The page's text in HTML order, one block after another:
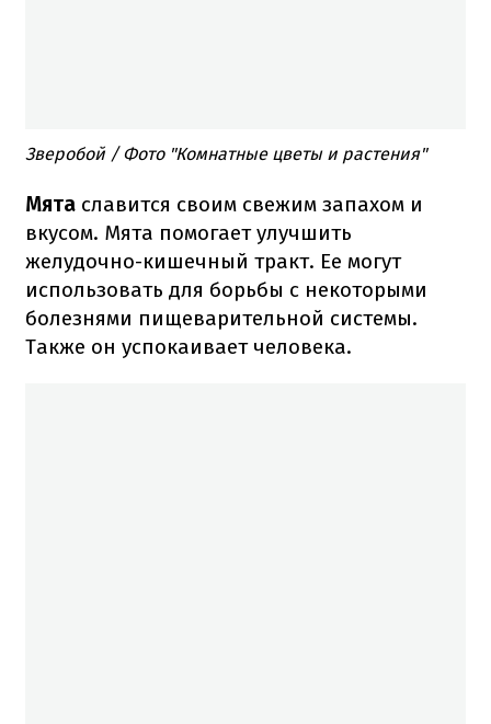
Зверобой / Фото "Комнатные цветы и растения"
Мята славится своим свежим запахом и
вкусом. Мята помогает улучшить
желудочно-кишечный тракт. Ее могут
использовать для борьбы с некоторыми
болезнями пищеварительной системы.
Также он успокаивает человека.